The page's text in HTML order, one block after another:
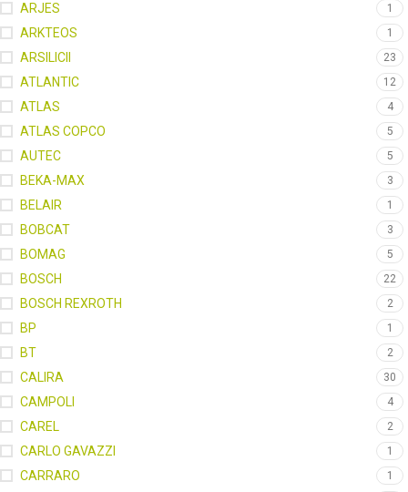
ARJES 1
ARKTEOS 1
ARSILICII 23
ATLANTIC 12
ATLAS 4
ATLAS COPCO 5
AUTEC 5
BEKA-MAX 3
BELAIR 1
BOBCAT 3
BOMAG 5
BOSCH 22
BOSCH REXROTH 2
BP 1
BT 2
CALIRA 30
CAMPOLI 4
CAREL 2
CARLO GAVAZZI 1
CARRARO 1